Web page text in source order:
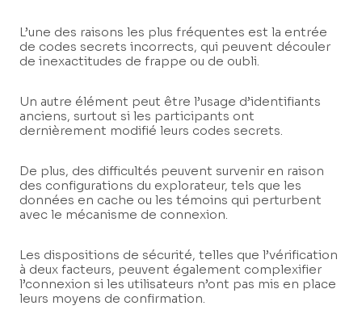
L’une des raisons les plus fréquentes est la entrée
de codes secrets incorrects, qui peuvent découler
de inexactitudes de frappe ou de oubli.
Un autre élément peut être l’usage d’identifiants
anciens, surtout si les participants ont
dernièrement modifié leurs codes secrets.
De plus, des difficultés peuvent survenir en raison
des configurations du explorateur, tels que les
données en cache ou les témoins qui perturbent
avec le mécanisme de connexion.
Les dispositions de sécurité, telles que l’vérification
à deux facteurs, peuvent également complexifier
l’connexion si les utilisateurs n’ont pas mis en place
leurs moyens de confirmation.